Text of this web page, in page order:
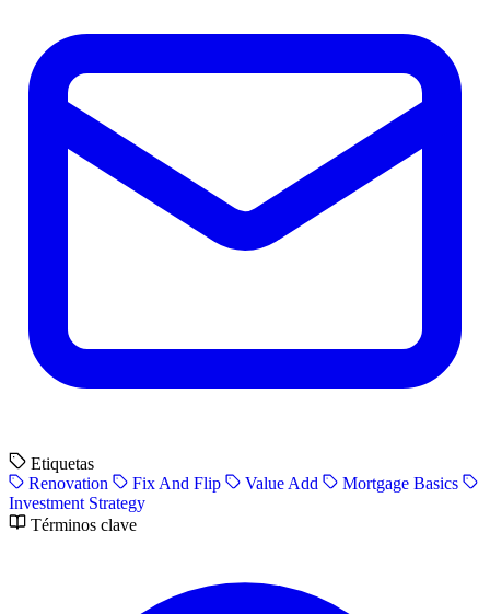
Etiquetas
Renovation
Fix And Flip Value Add
Mortgage Basics
Investment Strategy
Términos clave